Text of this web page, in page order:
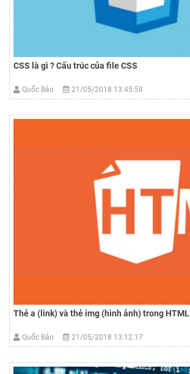
CSS là gì ? Cấu trúc của file CSS
Quốc Bảo 21/05/2018 13:45:58
Thẻ a (link) và thẻ img (hình ảnh) trong HTML
Quốc Bảo 21/05/2018 13:12:17